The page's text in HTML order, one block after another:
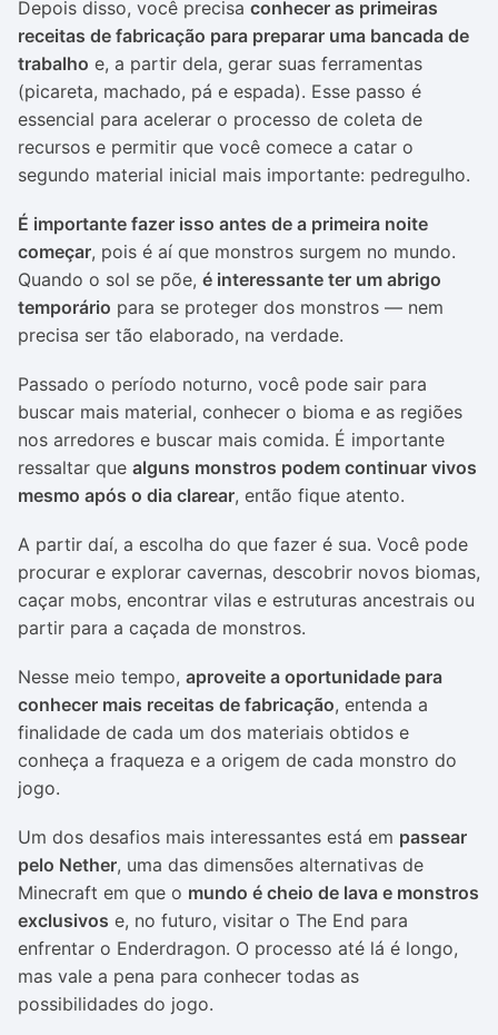
Depois disso, você precisa conhecer as primeiras
receitas de fabricação para preparar uma bancada de
trabalho e, a partir dela, gerar suas ferramentas
(picareta, machado, pá e espada). Esse passo é
essencial para acelerar o processo de coleta de
recursos e permitir que você comece a catar o
segundo material inicial mais importante: pedregulho.
É importante fazer isso antes de a primeira noite
começar, pois é aí que monstros surgem no mundo.
Quando o sol se põe, é interessante ter um abrigo
temporário para se proteger dos monstros — nem
precisa ser tão elaborado, na verdade.
Passado o período noturno, você pode sair para
buscar mais material, conhecer o bioma e as regiões
nos arredores e buscar mais comida. É importante
ressaltar que alguns monstros podem continuar vivos
mesmo após o dia clarear, então fique atento.
A partir daí, a escolha do que fazer é sua. Você pode
procurar e explorar cavernas, descobrir novos biomas,
caçar mobs, encontrar vilas e estruturas ancestrais ou
partir para a caçada de monstros.
Nesse meio tempo, aproveite a oportunidade para
conhecer mais receitas de fabricação, entenda a
finalidade de cada um dos materiais obtidos e
conheça a fraqueza e a origem de cada monstro do
jogo.
Um dos desafios mais interessantes está em passear
pelo Nether, uma das dimensões alternativas de
Minecraft em que o mundo é cheio de lava e monstros
exclusivos e, no futuro, visitar o The End para
enfrentar o Enderdragon. O processo até lá é longo,
mas vale a pena para conhecer todas as
possibilidades do jogo.